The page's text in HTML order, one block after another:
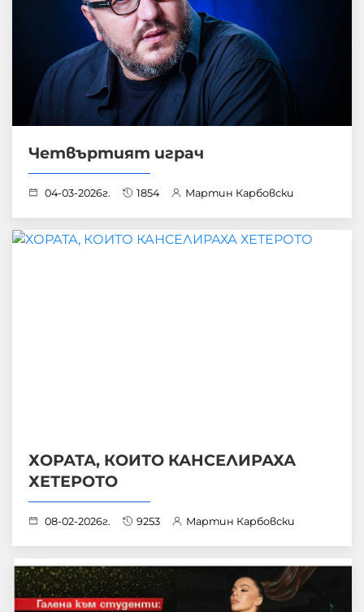
Четвъртият играч
04-03-2026г. 1854 Мартин Карбовски
ХОРАТА, КОИТО КАНСЕЛИРАХА
ХЕТЕРОТО
08-02-2026г. 9253 Мартин Карбовски